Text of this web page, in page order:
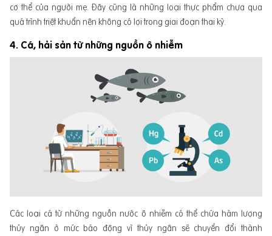
cơ thể của người mẹ. Đây cũng là những loại thực phẩm chưa qua
quá trình triệt khuẩn nên không có lợi trong giai đoạn thai kỳ.
4. Cá, hải sản từ những nguồn ô nhiễm
Các loại cá từ những nguồn nước ô nhiễm có thể chứa hàm lượng
thủy ngân ở mức báo động vì thủy ngân sẽ chuyển đổi thành